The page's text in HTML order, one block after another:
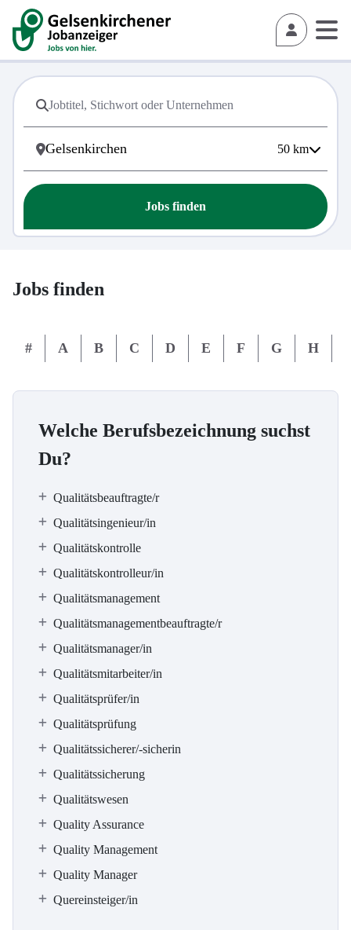
50 km
Jobs finden
Jobs finden
# A B C D E F G H
Welche Berufsbezeichnung suchst
Du?
Qualitätsbeauftragte/r
Qualitätsingenieur/in
Qualitätskontrolle
Qualitätskontrolleur/in
Qualitätsmanagement
Qualitätsmanagementbeauftragte/r
Qualitätsmanager/in
Qualitätsmitarbeiter/in
Qualitätsprüfer/in
Qualitätsprüfung
Qualitätssicherer/-sicherin
Qualitätssicherung
Qualitätswesen
Quality Assurance
Quality Management
Quality Manager
Quereinsteiger/in